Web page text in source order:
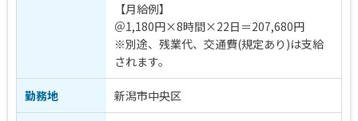
【月給例】
＠1,180円×8時間×22日＝207,680円
※別途、残業代、交通費(規定あり)は支給
されます。
勤務地 新潟市中央区